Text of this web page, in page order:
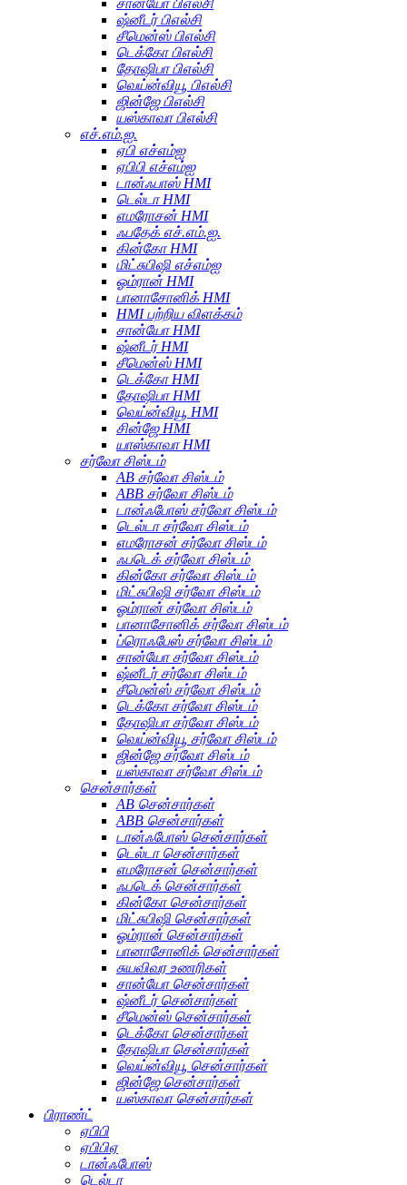
சான்யோ பிஎல்சி
ஷ்னீடர் பிஎல்சி
சீமென்ஸ் பிஎல்சி
டெக்கோ பிஎல்சி
தோஷிபா பிஎல்சி
வெய்ன்வியூ பிஎல்சி
ஜின்ஜே பிஎல்சி
யஸ்காவா பிஎல்சி
எச்.எம்.ஐ.
ஏபி எச்எம்ஐ
ஏபிபி எச்எம்ஐ
டான்ஃபாஸ் HMI
டெல்டா HMI
எமரோசன் HMI
ஃபதேக் எச்.எம்.ஐ.
கின்கோ HMI
மிட்சுபிஷி எச்எம்ஐ
ஓம்ரான் HMI
பானாசோனிக் HMI
HMI பற்றிய விளக்கம்
சான்யோ HMI
ஷ்னீடர் HMI
சீமென்ஸ் HMI
டெக்கோ HMI
தோஷிபா HMI
வெய்ன்வியூ HMI
சின்ஜே HMI
யாஸ்காவா HMI
சர்வோ சிஸ்டம்
AB சர்வோ சிஸ்டம்
ABB சர்வோ சிஸ்டம்
டான்ஃபோஸ் சர்வோ சிஸ்டம்
டெல்டா சர்வோ சிஸ்டம்
எமரோசன் சர்வோ சிஸ்டம்
ஃபடெக் சர்வோ சிஸ்டம்
கின்கோ சர்வோ சிஸ்டம்
மிட்சுபிஷி சர்வோ சிஸ்டம்
ஓம்ரான் சர்வோ சிஸ்டம்
பானாசோனிக் சர்வோ சிஸ்டம்
ப்ரொஃபேஸ் சர்வோ சிஸ்டம்
சான்யோ சர்வோ சிஸ்டம்
ஷ்னீடர் சர்வோ சிஸ்டம்
சீமென்ஸ் சர்வோ சிஸ்டம்
டெக்கோ சர்வோ சிஸ்டம்
தோஷிபா சர்வோ சிஸ்டம்
வெய்ன்வியூ சர்வோ சிஸ்டம்
ஜின்ஜே சர்வோ சிஸ்டம்
யஸ்காவா சர்வோ சிஸ்டம்
சென்சார்கள்
AB சென்சார்கள்
ABB சென்சார்கள்
டான்ஃபோஸ் சென்சார்கள்
டெல்டா சென்சார்கள்
எமரோசன் சென்சார்கள்
ஃபடெக் சென்சார்கள்
கின்கோ சென்சார்கள்
மிட்சுபிஷி சென்சார்கள்
ஓம்ரான் சென்சார்கள்
பானாசோனிக் சென்சார்கள்
சுயவிவர உணரிகள்
சான்யோ சென்சார்கள்
ஷ்னீடர் சென்சார்கள்
சீமென்ஸ் சென்சார்கள்
டெக்கோ சென்சார்கள்
தோஷிபா சென்சார்கள்
வெய்ன்வியூ சென்சார்கள்
ஜின்ஜே சென்சார்கள்
யஸ்காவா சென்சார்கள்
பிராண்ட்
ஏபிபி
ஏபிபிஏ
டான்ஃபோஸ்
டெல்டா